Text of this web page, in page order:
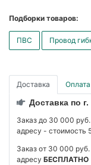
Подборки товаров:
ПВС Провод
Доставка Оплата
Доставка по
Заказ до 30 000
адресу - стоимость
Заказ от 30 000
адресу БЕСПЛАТНО